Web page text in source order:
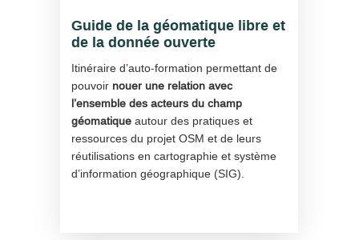
Guide de la géomatique libre et
de la donnée ouverte
Itinéraire d’auto-formation permettant de
pouvoir nouer une relation avec
l’ensemble des acteurs du champ
géomatique autour des pratiques et
ressources du projet OSM et de leurs
réutilisations en cartographie et système
d’information géographique (SIG).